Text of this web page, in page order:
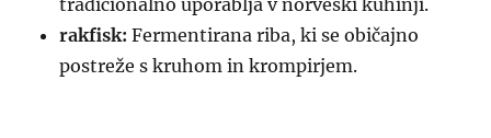
tradicionalno uporablja v norveški kuhinji.
rakfisk: Fermentirana riba, ki se običajno
postreže s kruhom in krompirjem.